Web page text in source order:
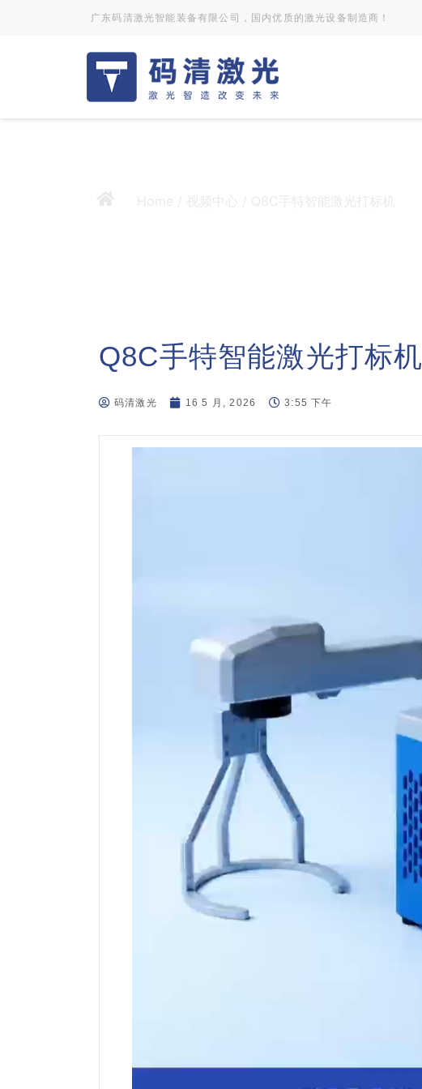
广东码清激光智能装备有限公司，国内优质的激光设备制造商！
Q8C手特智能激光打标机
码清激光 16 5 月, 2026 3:55 下午